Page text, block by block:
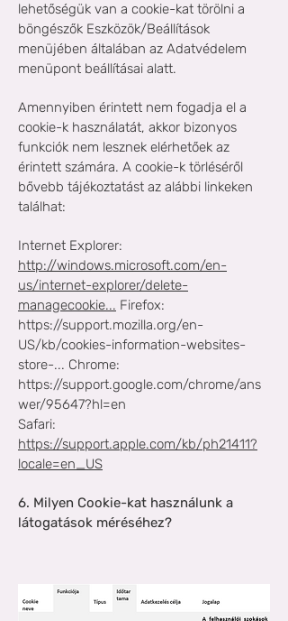
lehetőségük van a cookie-kat törölni a
böngészők Eszközök/Beállítások
menüjében általában az Adatvédelem
menüpont beállításai alatt.
Amennyiben érintett nem fogadja el a
cookie-k használatát, akkor bizonyos
funkciók nem lesznek elérhetőek az
érintett számára. A cookie-k törléséről
bővebb tájékoztatást az alábbi linkeken
találhat:
Internet Explorer:
http://windows.microsoft.com/en-
us/internet-explorer/delete-
managecookie... Firefox:
https://support.mozilla.org/en-
US/kb/cookies-information-websites-
store-... Chrome:
https://support.google.com/chrome/ans
wer/95647?hl=en
Safari:
https://support.apple.com/kb/ph21411?
locale=en_US
6. Milyen Cookie-kat használunk a
látogatások méréséhez?